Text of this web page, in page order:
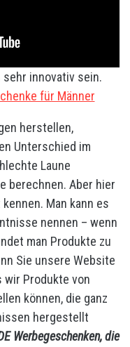
innovativ sein.
für Männer
herstellen,
Unterschied im
Laune
berechnen. Aber hier
Man kann es
nennen – wenn
man Produkte zu
Sie unsere Website
wir Produkte von
können, die ganz
hergestellt
Werbegeschenken, die